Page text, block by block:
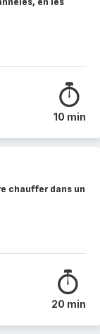
10 min
chauffer dans un
20 min